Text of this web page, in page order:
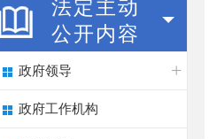
法定主动
公开内容
政府领导
政府工作机构